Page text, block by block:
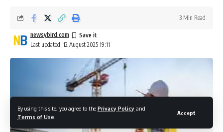
By using this site, you agree to the Privacy Policy and
Terms of Use
Accept
Last updated: 12 August 2025 19:11
newsybird.com
3 Min Read